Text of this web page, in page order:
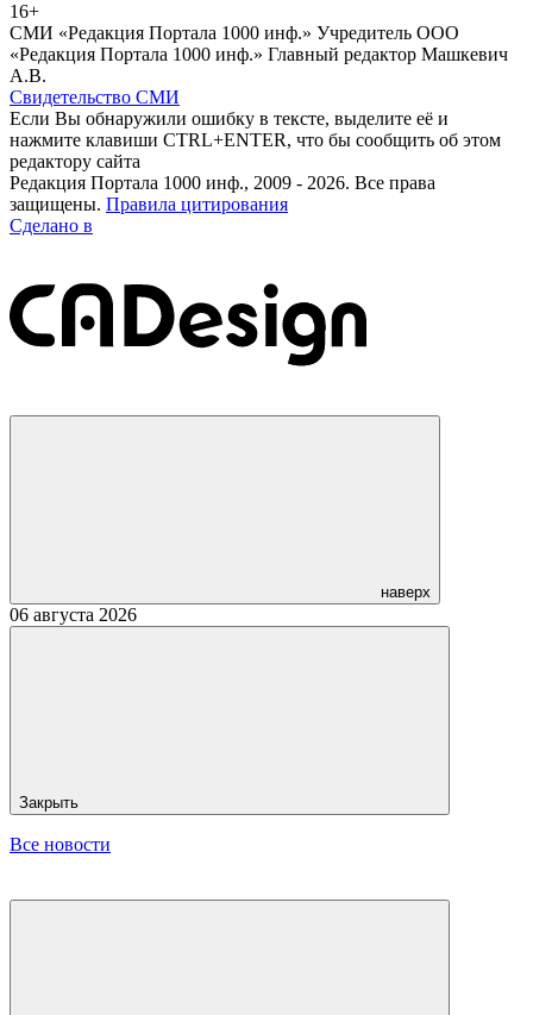
16+
СМИ «Редакция Портала 1000 инф.» Учредитель ООО
«Редакция Портала 1000 инф.» Главный редактор Машкевич
А.В.
Свидетельство СМИ
Если Вы обнаружили ошибку в тексте, выделите её и
нажмите клавиши CTRL+ENTER, что бы сообщить об этом
редактору сайта
Редакция Портала 1000 инф., 2009 - 2026. Все права
защищены. Правила цитирования
Сделано в
наверх
06 августа 2026
Закрыть
Все новости